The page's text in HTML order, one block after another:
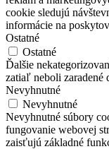
cookie sledujú
informácie na
Ostatné
Ostatné
Ďalšie
zatiaľ neboli zaradené
Nevyhnutné
Nevyhnutné
Nevyhnutné súbory
fungovanie webovej
zaisťujú základné